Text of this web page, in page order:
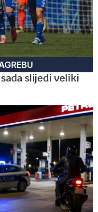
slijedi veliki